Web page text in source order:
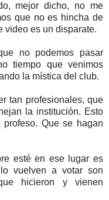
mejor dicho, no me
que no es hincha de
video es un disparate.
no podemos pasar
tiempo que venimos
la mística del club.
tan profesionales, que
la institución. Esto
Que se hagan
esté en ese lugar es
vuelven a votar son
hicieron y vienen